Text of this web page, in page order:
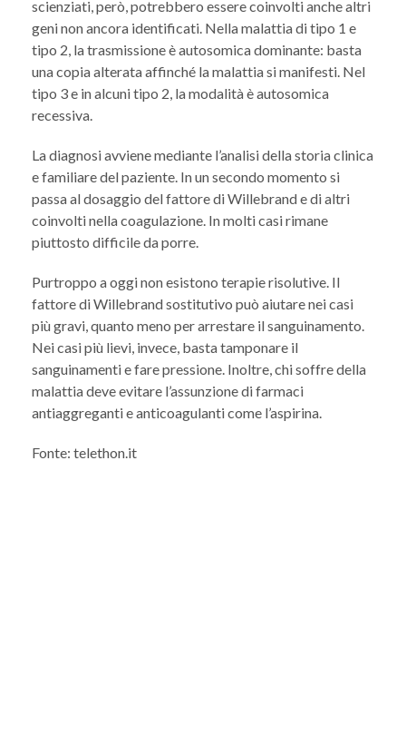
scienziati, però, potrebbero essere coinvolti anche altri
geni non ancora identificati. Nella malattia di tipo 1 e
tipo 2, la trasmissione è autosomica dominante: basta
una copia alterata affinché la malattia si manifesti. Nel
tipo 3 e in alcuni tipo 2, la modalità è autosomica
recessiva.
La diagnosi avviene mediante l’analisi della storia clinica
e familiare del paziente. In un secondo momento si
passa al dosaggio del fattore di Willebrand e di altri
coinvolti nella coagulazione. In molti casi rimane
piuttosto difficile da porre.
Purtroppo a oggi non esistono terapie risolutive. Il
fattore di Willebrand sostitutivo può aiutare nei casi
più gravi, quanto meno per arrestare il sanguinamento.
Nei casi più lievi, invece, basta tamponare il
sanguinamenti e fare pressione. Inoltre, chi soffre della
malattia deve evitare l’assunzione di farmaci
antiaggreganti e anticoagulanti come l’aspirina.
Fonte: telethon.it